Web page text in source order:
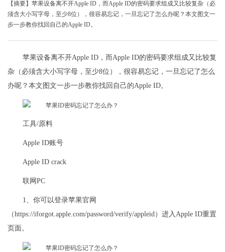
【摘要】苹果设备离不开Apple ID，而Apple ID的密码要求组成又比较复杂（必
须含大小写字母，至少8位），很容易忘记，一旦忘记了怎么办呢？本文图文一
步一步教你找回自己的Apple ID。
苹果设备离不开Apple ID，而Apple ID的密码要求组成又比较复
杂（必须含大小写字母，至少8位），很容易忘记，一旦忘记了怎么
办呢？本文图文一步一步教你找回自己的Apple ID。
工具/原料
Apple ID账号
Apple ID crack
联网PC
1、你可以登录苹果官网
（https://iforgot.apple.com/password/verify/appleid）进入Apple ID重置
页面。